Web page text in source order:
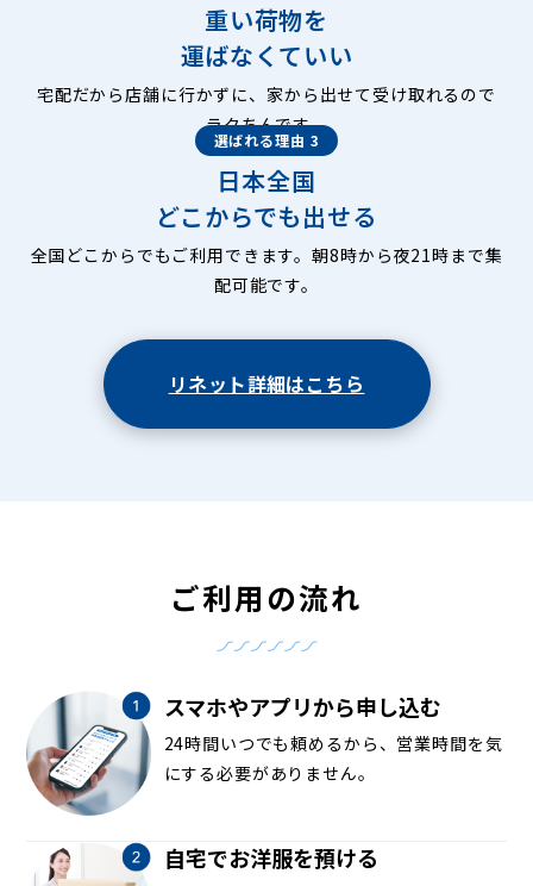
重い荷物を
運ばなくていい
宅配だから店舗に行かずに、家から出せて受け取れるので
ラクちんです。
選ばれる理由 3
日本全国
どこからでも出せる
全国どこからでもご利用できます。朝8時から夜21時まで集
配可能です。
リネット詳細はこちら
ご利用の流れ
スマホやアプリから申し込む
24時間いつでも頼めるから、営業時間を気
にする必要がありません。
自宅でお洋服を預ける